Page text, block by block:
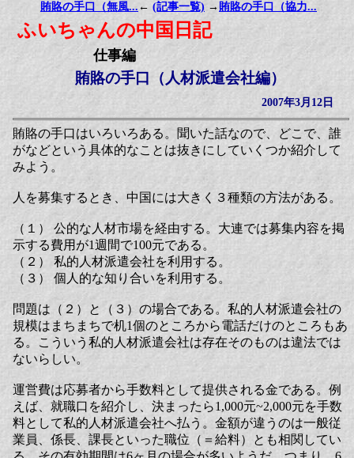
賄賂の手口（無風... ← (記事一覧) →賄賂の手口（協力...
ふいちゃんの中国日記
仕事編
賄賂の手口（人材派遣会社編）
2007年3月12日
賄賂の手口はいろいろある。聞いた話なので、どこで、誰
がなどという具体的なことは抜きにしていくつか紹介して
みよう。
人を募集するとき、中国には大きく３種類の方法がある。
（１） 公的な人材市場を経由する。大連では募集内容を掲
示する費用が1週間で100元である。
（２） 私的人材派遣会社を利用する。
（３） 個人的な知り合いを利用する。
問題は（２）と（３）の場合である。私的人材派遣会社の
規模はまちまちで机1個のところから電話だけのところもあ
る。こういう私的人材派遣会社は存在そのものは違法では
ないらしい。
運営費は応募者から手数料として提供される金である。例
えば、就職口を紹介し、決まったら1,000元~2,000元を手数
料として私的人材派遣会社へ払う。金額が違うのは一般従
業員、係長、課長といった職位（＝給料）とも相関してい